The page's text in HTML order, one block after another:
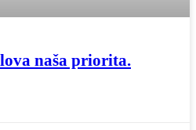
naša priorita.